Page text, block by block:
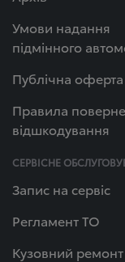
Умови надання
підмінного
Публічна оферта
Правила
відшкодування
СЕРВІСНЕ
Запис на сервіс
Регламент ТО
Кузовний ремонт